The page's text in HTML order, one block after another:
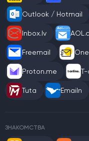
Outlook / Hotmail
Inbox.lv
Freemail
Proton.me
Tuta Emailn
ЗНАКОМСТВА